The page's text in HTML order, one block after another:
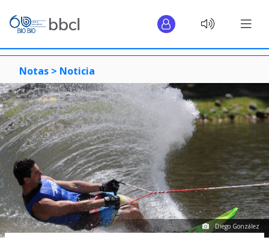
Notas > Noticia
Diego González